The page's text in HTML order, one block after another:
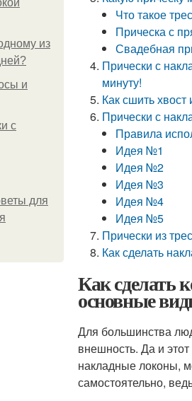
из
и
с
для
Что такое
Прическа с
Свадебная
Прически с
минуту!
Как сшить хвост
Прически с
Правила
Идея №1
Идея №2
Идея №3
Идея №4
Идея №5
Прически из
Как сделать
Как сделать
основные
Для большинства
внешность. Да и
накладные локоны,
самостоятельно,